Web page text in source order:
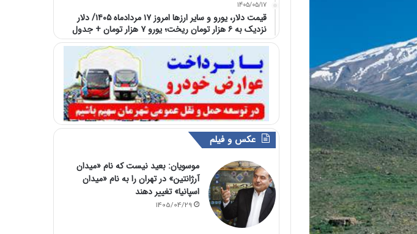
1405/05/17
قیمت دلار، یورو و سایر ارزها امروز ۱۷ مردادماه ۱۴۰۵/ دلار
نزدیک به ۶ هزار تومان ریخت؛ یورو ۷ هزار تومان + جدول
عکس و فیلم
موسویان: بعید نیست که نام «میدان
آرژانتین» در تهران را به نام «میدان
اسپانیا» تغییر دهند
1405/04/29